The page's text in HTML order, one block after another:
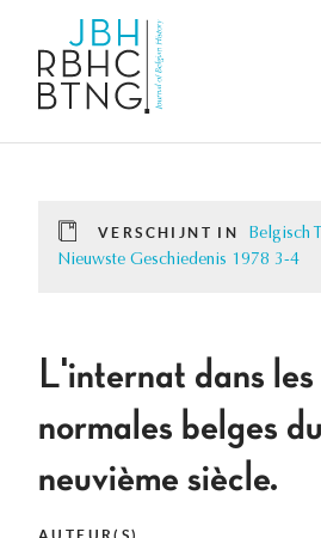
VERSCHIJNT IN
Belgisch
Nieuwste Geschiedenis 1978 3-4
L'internat dans les
normales belges
neuvième siècle.